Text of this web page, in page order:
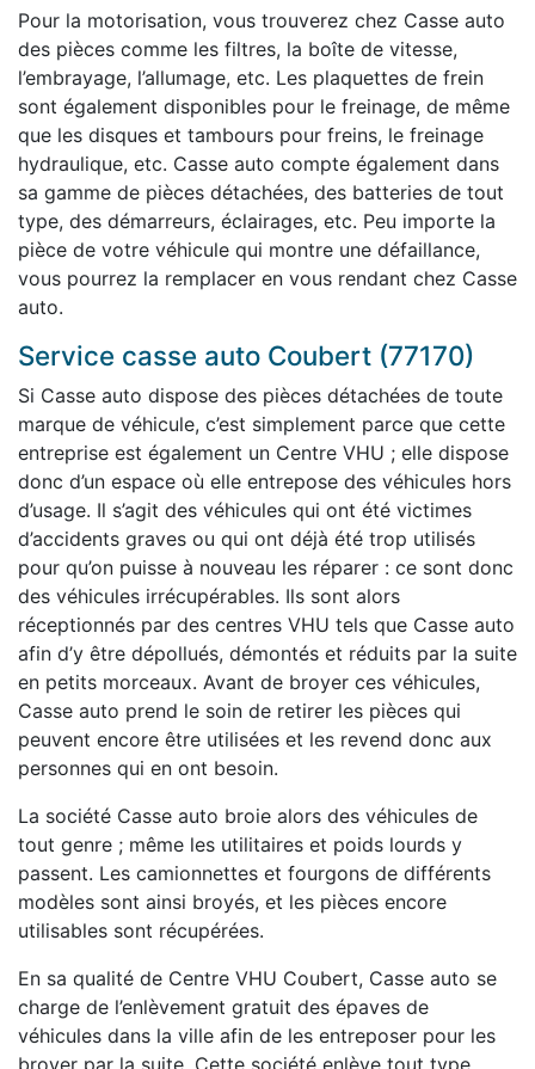
Pour la motorisation, vous trouverez chez Casse auto
des pièces comme les filtres, la boîte de vitesse,
l’embrayage, l’allumage, etc. Les plaquettes de frein
sont également disponibles pour le freinage, de même
que les disques et tambours pour freins, le freinage
hydraulique, etc. Casse auto compte également dans
sa gamme de pièces détachées, des batteries de tout
type, des démarreurs, éclairages, etc. Peu importe la
pièce de votre véhicule qui montre une défaillance,
vous pourrez la remplacer en vous rendant chez Casse
auto.
Service casse auto Coubert (77170)
Si Casse auto dispose des pièces détachées de toute
marque de véhicule, c’est simplement parce que cette
entreprise est également un Centre VHU ; elle dispose
donc d’un espace où elle entrepose des véhicules hors
d’usage. Il s’agit des véhicules qui ont été victimes
d’accidents graves ou qui ont déjà été trop utilisés
pour qu’on puisse à nouveau les réparer : ce sont donc
des véhicules irrécupérables. Ils sont alors
réceptionnés par des centres VHU tels que Casse auto
afin d’y être dépollués, démontés et réduits par la suite
en petits morceaux. Avant de broyer ces véhicules,
Casse auto prend le soin de retirer les pièces qui
peuvent encore être utilisées et les revend donc aux
personnes qui en ont besoin.
La société Casse auto broie alors des véhicules de
tout genre ; même les utilitaires et poids lourds y
passent. Les camionnettes et fourgons de différents
modèles sont ainsi broyés, et les pièces encore
utilisables sont récupérées.
En sa qualité de Centre VHU Coubert, Casse auto se
charge de l’enlèvement gratuit des épaves de
véhicules dans la ville afin de les entreposer pour les